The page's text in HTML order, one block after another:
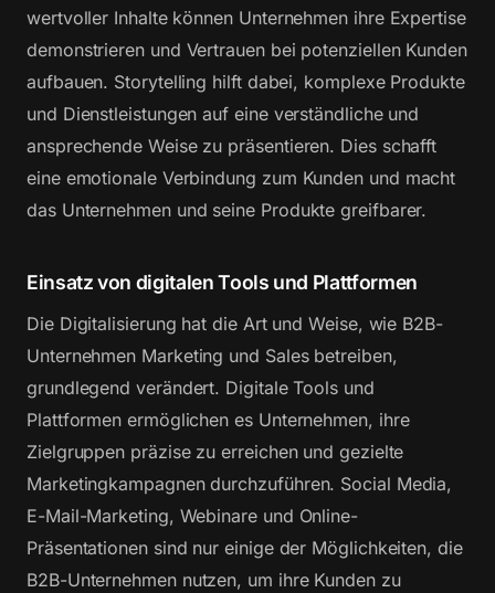
wertvoller Inhalte können Unternehmen ihre Expertise
demonstrieren und Vertrauen bei potenziellen Kunden
aufbauen. Storytelling hilft dabei, komplexe Produkte
und Dienstleistungen auf eine verständliche und
ansprechende Weise zu präsentieren. Dies schafft
eine emotionale Verbindung zum Kunden und macht
das Unternehmen und seine Produkte greifbarer.
Einsatz von digitalen Tools und Plattformen
Die Digitalisierung hat die Art und Weise, wie B2B-
Unternehmen Marketing und Sales betreiben,
grundlegend verändert. Digitale Tools und
Plattformen ermöglichen es Unternehmen, ihre
Zielgruppen präzise zu erreichen und gezielte
Marketingkampagnen durchzuführen. Social Media,
E-Mail-Marketing, Webinare und Online-
Präsentationen sind nur einige der Möglichkeiten, die
B2B-Unternehmen nutzen, um ihre Kunden zu